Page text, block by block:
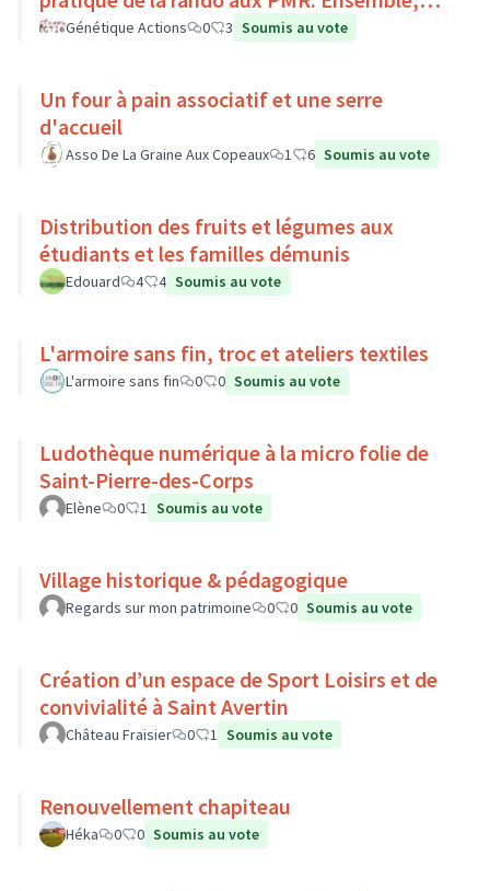
faisons du sport :)
Génétique Actions 0 3 Soumis au vote
Un four à pain associatif et une serre
d'accueil
Asso De La Graine Aux Copeaux 1 6 Soumis au vote
Distribution des fruits et légumes aux
étudiants et les familles démunis
Edouard 4 4 Soumis au vote
L'armoire sans fin, troc et ateliers textiles
L'armoire sans fin 0 0 Soumis au vote
Ludothèque numérique à la micro folie de
Saint-Pierre-des-Corps
Elène 0 1 Soumis au vote
Village historique & pédagogique
Regards sur mon patrimoine 0 0 Soumis au vote
Création d’un espace de Sport Loisirs et de
convivialité à Saint Avertin
Château Fraisier 0 1 Soumis au vote
Renouvellement chapiteau
Héka 0 0 Soumis au vote